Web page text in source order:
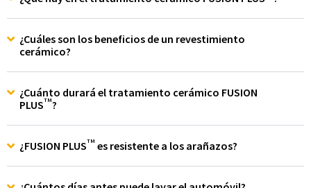
¿Cuáles son los beneficios de un revestimiento
cerámico?
¿Cuánto durará el tratamiento cerámico FUSION
PLUSTM?
¿FUSION PLUSTM es resistente a los arañazos?